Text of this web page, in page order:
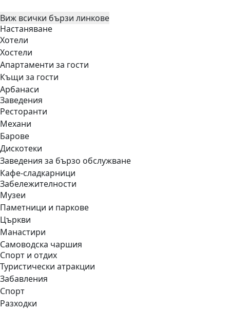
Виж всички бързи линкове
Настаняване
Хотели
Хостели
Апартаменти за гости
Къщи за гости
Арбанаси
Заведения
Ресторанти
Механи
Барове
Дискотеки
Заведения за бързо обслужване
Кафе-сладкарници
Забележителности
Музеи
Паметници и паркове
Църкви
Манастири
Самоводска чаршия
Спорт и отдих
Туристически атракции
Забавления
Спорт
Разходки